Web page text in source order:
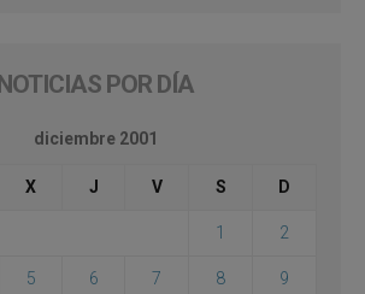
NOTICIAS POR DÍA
diciembre 2001
X J V S D
1 2
5 6 7 8 9